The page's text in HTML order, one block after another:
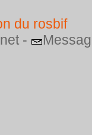
du rosbif
-